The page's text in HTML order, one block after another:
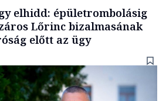
elhidd: épületrombolásig
Lőrinc bizalmasának
előtt az ügy